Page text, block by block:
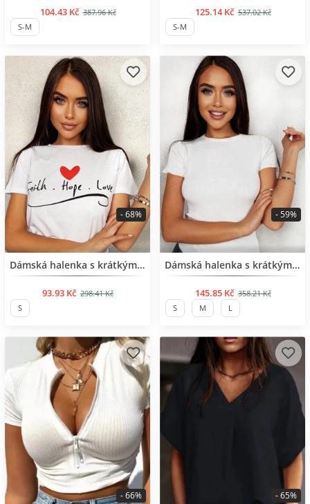
104.43 Kč 387.96 Kč
S-M
125.14 Kč 537.02 Kč
S-M
BESTSELLERDámská halenka s krátkým rukávem
93.93 Kč 298.41 Kč
- 68%
S
BESTSELLERDámská halenka s krátkým rukávem
145.85 Kč 358.21 Kč
- 59%
S M L
- 66% - 65%